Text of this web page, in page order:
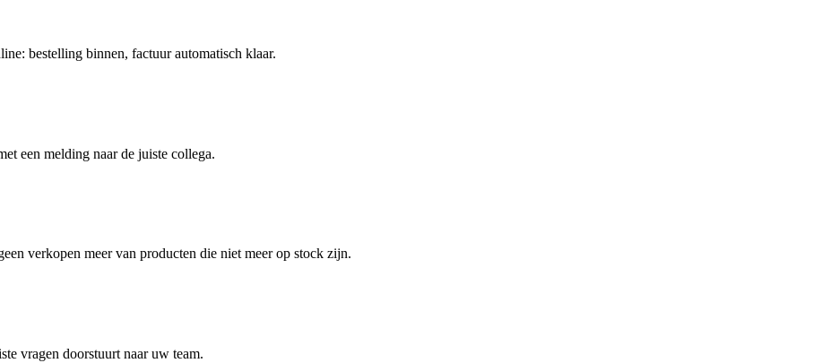
bestelling binnen, factuur automatisch klaar.
een melding naar de juiste collega.
verkopen meer van producten die niet meer op stock zijn.
vragen doorstuurt naar uw team.